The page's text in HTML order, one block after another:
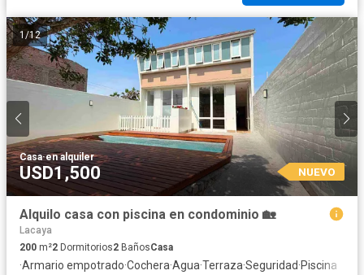
1 /12
Casa·en alquiler
USD1,500 NUEVO
Alquilo casa con piscina en condominio 🏡
Lacaya
200 m²2 Dormitorios2 BañosCasa
·Armario empotrado·Cochera·Agua·Terraza·Seguridad·Piscina